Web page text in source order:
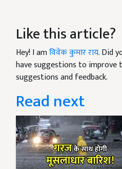
Like this article?
Hey! I amविवेक कुमार राय. Did
have suggestions to improve
suggestions and feedback.
Read next